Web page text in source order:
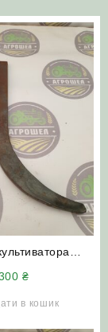
загартована 45
₴
в кошик